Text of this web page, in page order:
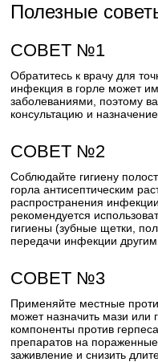
Полезные
СОВЕТ №1
Обратитесь к врачу для
инфекция в горле может
заболеваниями, поэтому
консультацию и
СОВЕТ №2
Соблюдайте гигиену
горла антисептическим
распространения
рекомендуется
гигиены (зубные щетки,
передачи инфекции
СОВЕТ №3
Применяйте местные
может назначить мази или
компоненты против
препаратов на
заживление и снизить